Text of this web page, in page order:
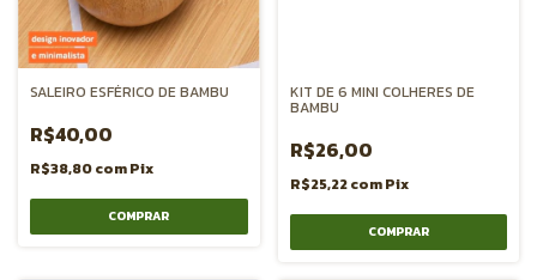
SALEIRO ESFÉRICO DE BAMBU
R$40,00
R$38,80comPix
KIT DE 6 MINI COLHERES DE
BAMBU
R$26,00
R$25,22comPix